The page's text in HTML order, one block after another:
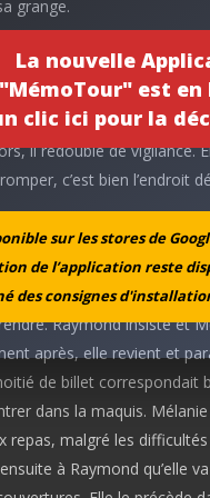
La nouvelle
"MémoTour" est en
clic ici pour la
sur les stores de
de l’application reste
des consignes
grange.
en route pour Châtel-
la fatigue se fait sentir, et
repère indiqués par le
il redouble de vigilance.
c’est bien l’endroit
jeune et grande lui
de cinq francs, mais la
Raymond insiste et
après, elle revient et
de billet correspondait
dans la maquis.
repas, malgré les
à Raymond qu’elle